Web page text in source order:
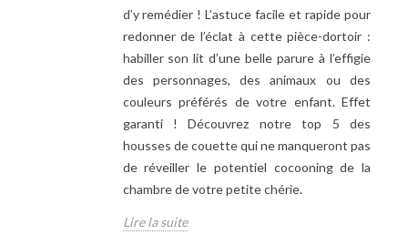
d’y remédier ! L’astuce facile et rapide pour
redonner de l’éclat à cette pièce-dortoir :
habiller son lit d’une belle parure à l’effigie
des personnages, des animaux ou des
couleurs préférés de votre enfant. Effet
garanti ! Découvrez notre top 5 des
housses de couette qui ne manqueront pas
de réveiller le potentiel cocooning de la
chambre de votre petite chérie.
Lire la suite